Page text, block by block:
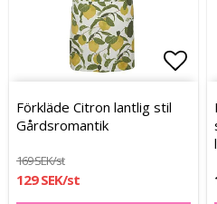
Förkläde Citron lantlig stil
Gårdsromantik
169 SEK/st
129 SEK/st